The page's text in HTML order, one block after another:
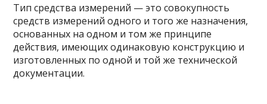
Тип средства измерений — это совокупность
средств измерений одного и того же назначения,
основанных на одном и том же принципе
действия, имеющих одинаковую конструкцию и
изготовленных по одной и той же технической
документации.